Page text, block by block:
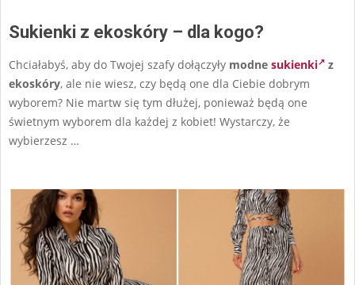
Sukienki z ekoskóry – dla kogo?
Chciałabyś, aby do Twojej szafy dołączyły modne sukienki
z
ekoskóry, ale nie wiesz, czy będą one dla Ciebie dobrym
wyborem? Nie martw się tym dłużej, ponieważ będą one
świetnym wyborem dla każdej z kobiet! Wystarczy, że
wybierzesz …